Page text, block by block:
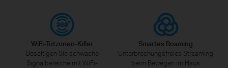
WiFi-Totzonen-Killer
Beseitigen Sie schwache
Signalbereiche mit WiFi-
Smartes Roaming
Unterbrechungsfreies Streaming
beim Bewegen im Haus